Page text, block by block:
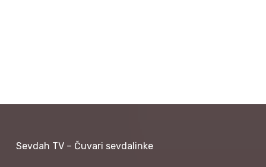
Sevdah TV – Čuvari sevdalinke